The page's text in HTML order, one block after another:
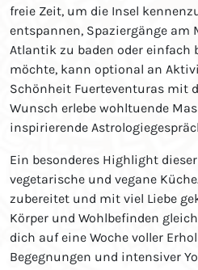
freie Zeit, um die Insel
entspannen, Spaziergänge am
Atlantik zu baden oder einfach
möchte, kann optional an
Schönheit Fuerteventuras mit
Wunsch erlebe wohltuende
inspirierende
Ein besonderes Highlight
vegetarische und vegane
zubereitet und mit viel Liebe
Körper und Wohlbefinden
dich auf eine Woche voller
Begegnungen und intensiver